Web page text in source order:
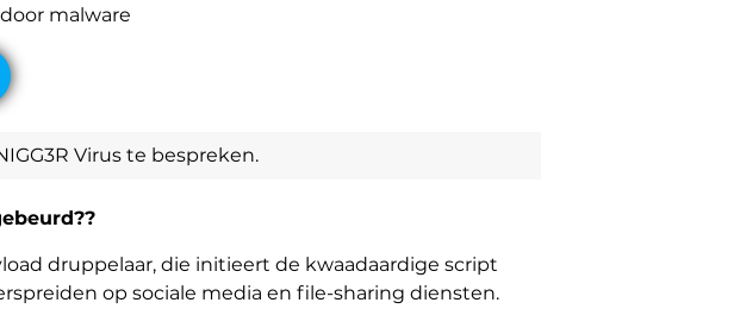
malware
Virus te bespreken.
druppelaar, die initieert de kwaadaardige script
op sociale media en file-sharing diensten.